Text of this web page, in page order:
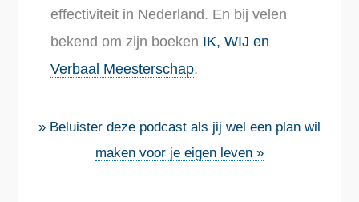
effectiviteit in Nederland. En bij velen
bekend om zijn boeken IK, WIJ en
Verbaal Meesterschap.
» Beluister deze podcast als jij wel een plan wil
maken voor je eigen leven »